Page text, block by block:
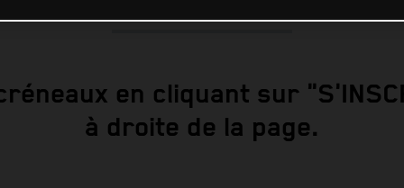
en cliquant sur
à droite de la page.